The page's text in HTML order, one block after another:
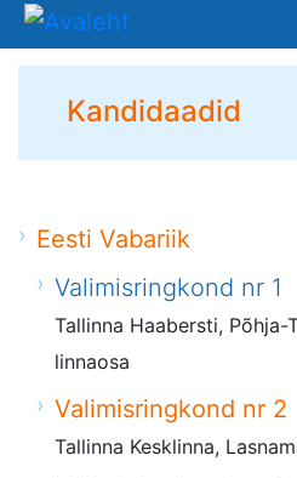
Kandidaadid
Eesti Vabariik
Valimisringkond nr 1
Tallinna Haabersti, Põhja-
linnaosa
Valimisringkond nr 2
Tallinna Kesklinna,